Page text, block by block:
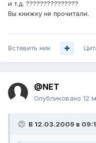
и т.д. ???????????????
Вы книжку не прочитали.
Вставить ник
@NET
Опубликовано 12
В 12.03.2009 в